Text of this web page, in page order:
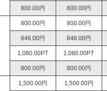
800.00円 800.00円
800.00円 800.00円
848.00円 848.00円
1,080.00PT 1,080.00PT
800.00円 800.00円
1,500.00円 1,500.00円